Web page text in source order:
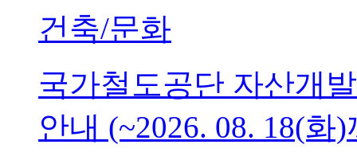
건축/문화
국가철도공단 자산개
안내 (~2026. 08. 18(화